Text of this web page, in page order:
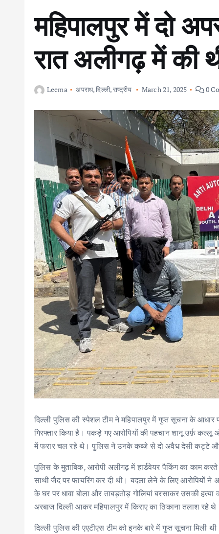
महिपालपुर में दो
रात अलीगढ़ में की
Leema अपराध,दिल्ली,राष्ट्रीय March 21, 2025 0
दिल्ली पुलिस की स्पेशल टीम ने महिपालपुर में गुप्त सूचना के आधार
गिरफ्तार किया है। पकड़े गए आरोपियों की पहचान शानू उर्फ़
में फरार चल रहे थे। पुलिस ने उनके कब्जे से दो अवैध देसी कट्टे और
पुलिस के मुताबिक, आरोपी अलीगढ़ में हार्डवेयर पैकिंग का काम
साथी जैद पर फायरिंग कर दी थी। बदला लेने के लिए आरोपियों ने
के घर पर धावा बोला और ताबड़तोड़ गोलियां बरसाकर उसकी
अरबाज दिल्ली आकर महिपालपुर में किराए का ठिकाना तलाश रहे थे।
दिल्ली पुलिस की एएटीएस टीम को इनके बारे में गुप्त सूचना मिली